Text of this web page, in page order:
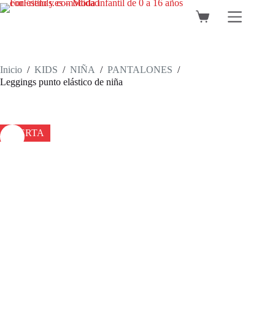
Saltar
al
Carro
Inicio / KIDS / NIÑA / PANTALONES /
Leggings punto elástico de niña
OFERTA